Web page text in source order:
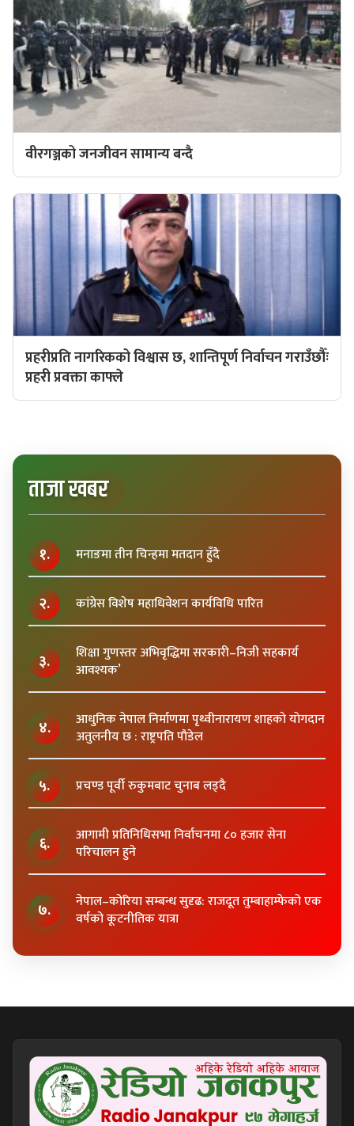
वीरगञ्जको जनजीवन सामान्य बन्दै
प्रहरीप्रति नागरिकको विश्वास छ, शान्तिपूर्ण निर्वाचन गराउँछौँः
प्रहरी प्रवक्ता काफ्ले
ताजा खबर
१. मनाङमा तीन चिन्हमा मतदान हुँदै
२. कांग्रेस विशेष महाधिवेशन कार्यविधि पारित
३.
शिक्षा गुणस्तर अभिवृद्धिमा सरकारी–निजी सहकार्य
आवश्यक’
४.
आधुनिक नेपाल निर्माणमा पृथ्वीनारायण शाहकाे याेगदान
अतुलनीय छ : राष्ट्रपति पाैडेल
५. प्रचण्ड पूर्वी रुकुमबाट चुनाब लड्दै
६.
आगामी प्रतिनिधिसभा निर्वाचनमा ८० हजार सेना
परिचालन हुने
७.
नेपाल–कोरिया सम्बन्ध सुदृढ: राजदूत तुम्बाहाम्फेको एक
वर्षको कूटनीतिक यात्रा